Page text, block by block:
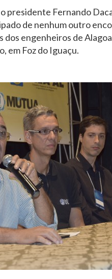
o presidente Fernando
de nenhum outro
dos engenheiros de
em Foz do Iguaçu.